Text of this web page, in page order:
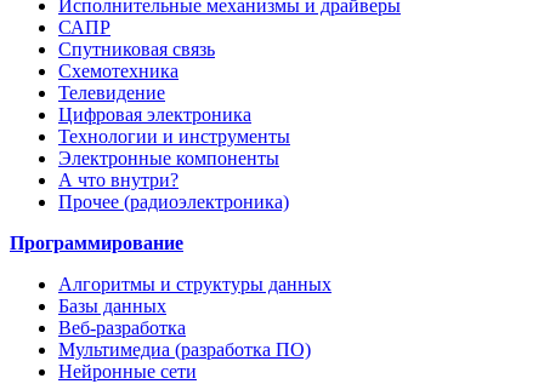
Исполнительные механизмы и драйверы
САПР
Спутниковая связь
Схемотехника
Телевидение
Цифровая электроника
Технологии и инструменты
Электронные компоненты
А что внутри?
Прочее (радиоэлектроника)
Программирование
Алгоритмы и структуры данных
Базы данных
Веб-разработка
Мультимедиа (разработка ПО)
Нейронные сети